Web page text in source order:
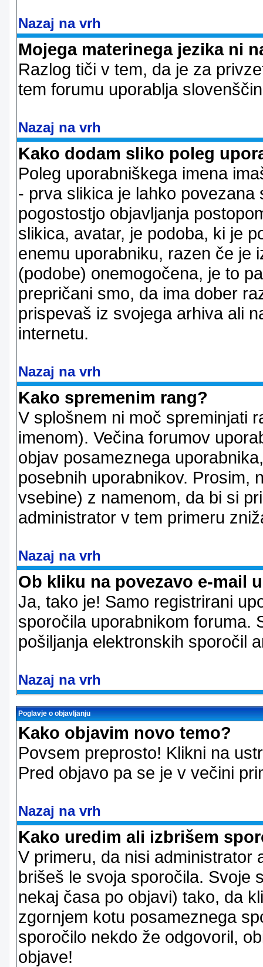
Nazaj na vrh
Mojega materinega jezika ni
Razlog tiči v tem, da je za
tem forumu uporablja
Nazaj na vrh
Kako dodam sliko poleg
Poleg uporabniškega imena
- prva slikica je lahko
pogostostjo objavljanja
slikica, avatar, je podoba, ki je
enemu uporabniku, razen če je
(podobe) onemogočena, je to
prepričani smo, da ima dober
prispevaš iz svojega arhiva ali
internetu.
Nazaj na vrh
Kako spremenim rang?
V splošnem ni moč spreminjati
imenom). Večina forumov
objav posameznega
posebnih uporabnikov. Prosim,
vsebine) z namenom, da bi si
administrator v tem primeru
Nazaj na vrh
Ob kliku na povezavo e-mail
Ja, tako je! Samo registrirani
sporočila uporabnikom foruma.
pošiljanja elektronskih sporočil
Nazaj na vrh
Poglavje o objavljanju
Kako objavim novo temo?
Povsem preprosto! Klikni na
Pred objavo pa se je v večini
Nazaj na vrh
Kako uredim ali izbrišem
V primeru, da nisi administrator
brišeš le svoja sporočila. Svoje
nekaj časa po objavi) tako, da
zgornjem kotu posameznega
sporočilo nekdo že odgovoril,
objave!